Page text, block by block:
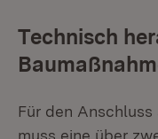
Technisch
Für den
muss eine über